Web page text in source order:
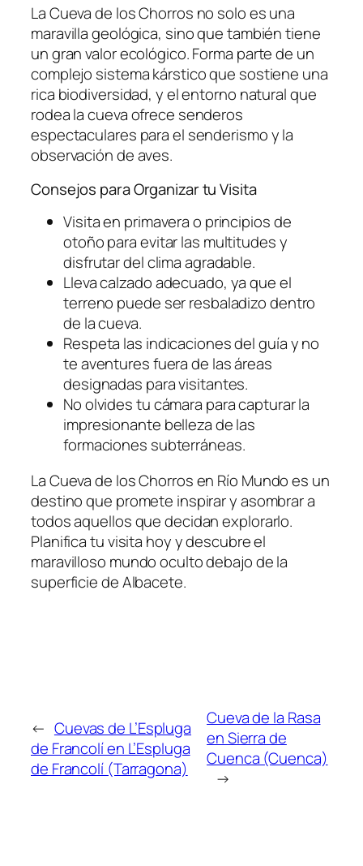
La Cueva de los Chorros no solo es una
maravilla geológica, sino que también tiene
un gran valor ecológico. Forma parte de un
complejo sistema kárstico que sostiene una
rica biodiversidad, y el entorno natural que
rodea la cueva ofrece senderos
espectaculares para el senderismo y la
observación de aves.
Consejos para Organizar tu Visita
Visita en primavera o principios de
otoño para evitar las multitudes y
disfrutar del clima agradable.
Lleva calzado adecuado, ya que el
terreno puede ser resbaladizo dentro
de la cueva.
Respeta las indicaciones del guía y no
te aventures fuera de las áreas
designadas para visitantes.
No olvides tu cámara para capturar la
impresionante belleza de las
formaciones subterráneas.
La Cueva de los Chorros en Río Mundo es un
destino que promete inspirar y asombrar a
todos aquellos que decidan explorarlo.
Planifica tu visita hoy y descubre el
maravilloso mundo oculto debajo de la
superficie de Albacete.
← Cuevas de L’Espluga
de Francolí en L’Espluga
de Francolí (Tarragona)
Cueva de la Rasa
en Sierra de
Cuenca (Cuenca)
→